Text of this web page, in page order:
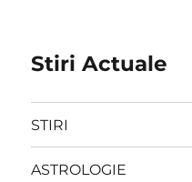
Stiri Actuale
STIRI
ASTROLOGIE